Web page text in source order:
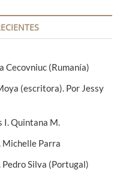
Cecovniuc (Rumanía)
(escritora). Por Jessy
I. Quintana M.
Michelle Parra
Silva (Portugal)